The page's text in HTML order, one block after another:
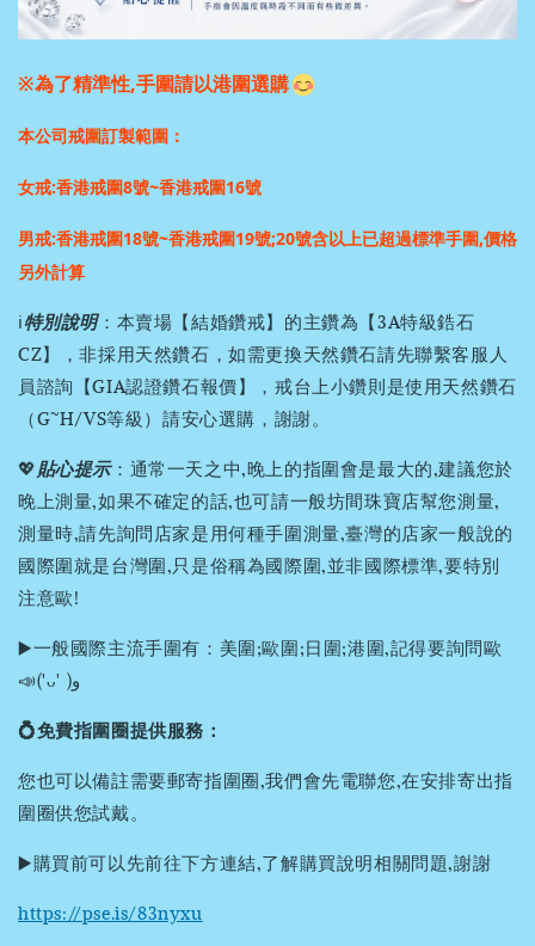
※為了精準性,手圍請以港圍選購
本公司戒圍訂製範圍：
女戒:香港戒圍8號~香港戒圍16號
男戒:香港戒圍18號~香港戒圍19號;20號含以上已超過標準手圍,價格
另外計算
ℹ️特別說明：本賣場【結婚鑽戒】的主鑽為【3A特級鋯石
CZ】，非採用天然鑽石，如需更換天然鑽石請先聯繫客服人
員諮詢【GIA認證鑽石報價】，戒台上小鑽則是使用天然鑽石
（G~H/VS等級）請安心選購，謝謝。
💖貼心提示：通常一天之中,晚上的指圍會是最大的,建議您於
晚上測量,如果不確定的話,也可請一般坊間珠寶店幫您測量,
測量時,請先詢問店家是用何種手圍測量,臺灣的店家一般說的
國際圍就是台灣圍,只是俗稱為國際圍,並非國際標準,要特別
注意歐!
▶️一般國際主流手圍有：美圍;歐圍;日圍;港圍,記得要詢問歐
📣('ᴗ' )و
💍免費指圍圈提供服務：
您也可以備註需要郵寄指圍圈,我們會先電聯您,在安排寄出指
圍圈供您試戴。
▶️購買前可以先前往下方連結,了解購買說明相關問題,謝謝
https://pse.is/83nyxu